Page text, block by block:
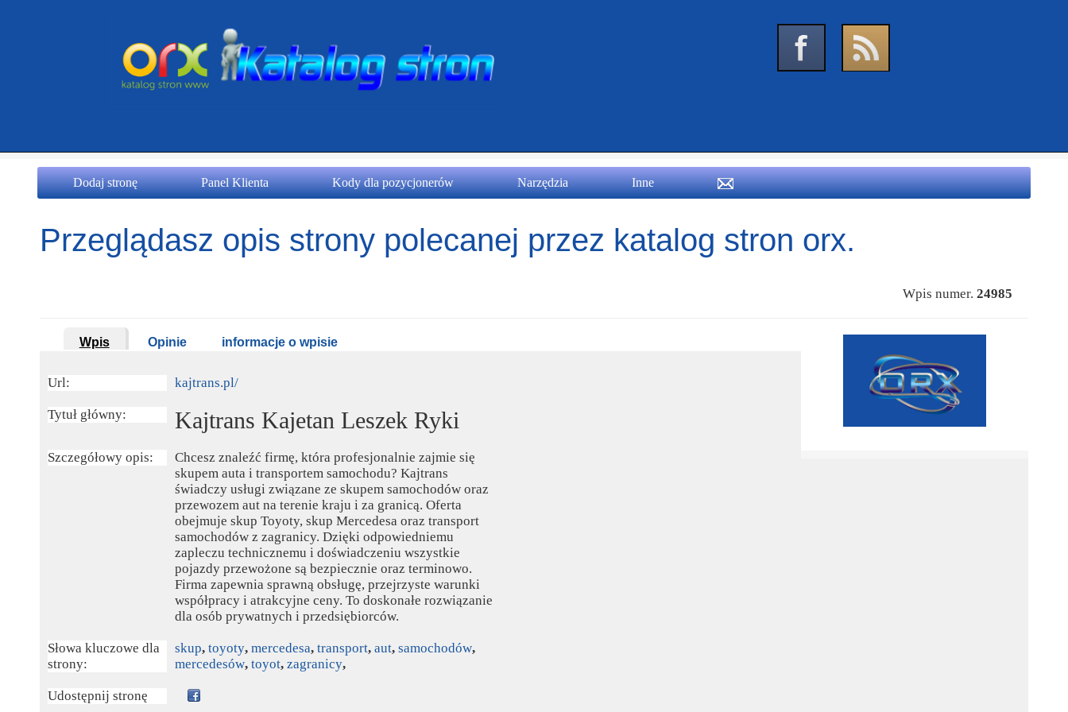
Dodaj stronę Panel Klienta Kody dla pozycjonerów Narzędzia Inne
Przeglądasz opis strony polecanej przez katalog stron orx.
Wpis numer.24985
Wpis Opinie informacje o wpisie
Url: kajtrans.pl/
Tytuł główny: Kajtrans Kajetan Leszek Ryki
Szczegółowy opis:
Chcesz znaleźć firmę, która profesjonalnie zajmie się
skupem auta i transportem samochodu? Kajtrans
świadczy usługi związane ze skupem samochodów oraz
przewozem aut na terenie kraju i za granicą. Oferta
obejmuje skup Toyoty, skup Mercedesa oraz transport
samochodów z zagranicy. Dzięki odpowiedniemu
zapleczu technicznemu i doświadczeniu wszystkie
pojazdy przewożone są bezpiecznie oraz terminowo.
Firma zapewnia sprawną obsługę, przejrzyste warunki
współpracy i atrakcyjne ceny. To doskonałe rozwiązanie
dla osób prywatnych i przedsiębiorców.
Słowa kluczowe dla
strony:
skup, toyoty, mercedesa, transport, aut, samochodów,
mercedesów, toyot, zagranicy,
Udostępnij stronę